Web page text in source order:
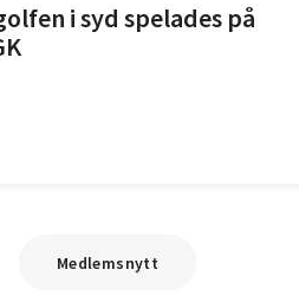
i syd spelades på
Medlemsnytt